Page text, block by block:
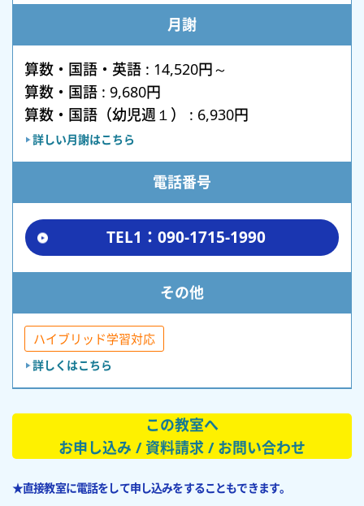
月謝
算数・国語・英語 : 14,520円～
算数・国語 : 9,680円
算数・国語（幼児週１） : 6,930円
詳しい月謝はこちら
電話番号
TEL1：090-1715-1990
その他
ハイブリッド学習対応
詳しくはこちら
この教室へ
お申し込み / 資料請求 / お問い合わせ
★直接教室に電話をして申し込みをすることもできます。